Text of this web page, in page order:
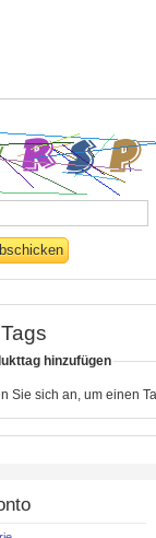
hinzufügen
Sie sich an, um einen